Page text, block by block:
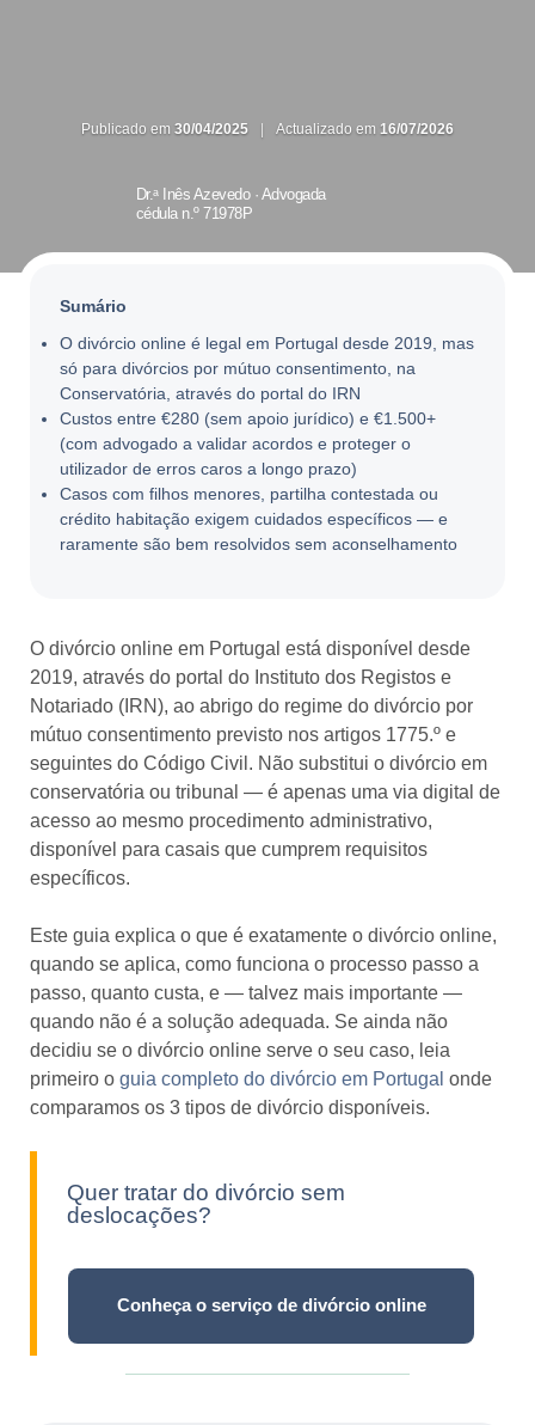
Publicado em 30/04/2025 | Actualizado em 16/07/2026
Dr.ᵃ Inês Azevedo · Advogada
cédula n.º 71978P
Sumário
O divórcio online é legal em Portugal desde 2019, mas
só para divórcios por mútuo consentimento, na
Conservatória, através do portal do IRN
Custos entre €280 (sem apoio jurídico) e €1.500+
(com advogado a validar acordos e proteger o
utilizador de erros caros a longo prazo)
Casos com filhos menores, partilha contestada ou
crédito habitação exigem cuidados específicos — e
raramente são bem resolvidos sem aconselhamento
O divórcio online em Portugal está disponível desde
2019, através do portal do Instituto dos Registos e
Notariado (IRN), ao abrigo do regime do divórcio por
mútuo consentimento previsto nos artigos 1775.º e
seguintes do Código Civil. Não substitui o divórcio em
conservatória ou tribunal — é apenas uma via digital de
acesso ao mesmo procedimento administrativo,
disponível para casais que cumprem requisitos
específicos.
Este guia explica o que é exatamente o divórcio online,
quando se aplica, como funciona o processo passo a
passo, quanto custa, e — talvez mais importante —
quando não é a solução adequada. Se ainda não
decidiu se o divórcio online serve o seu caso, leia
primeiro o guia completo do divórcio em Portugal onde
comparamos os 3 tipos de divórcio disponíveis.
Quer tratar do divórcio sem
deslocações?
Conheça o serviço de divórcio online